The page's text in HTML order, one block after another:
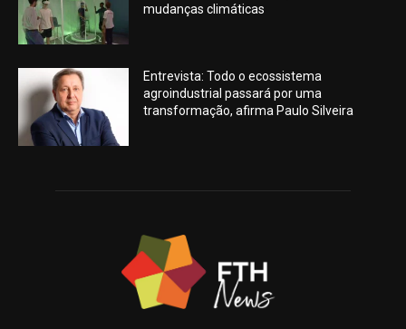
mudanças climáticas
Entrevista: Todo o ecossistema
agroindustrial passará por uma
transformação, afirma Paulo Silveira